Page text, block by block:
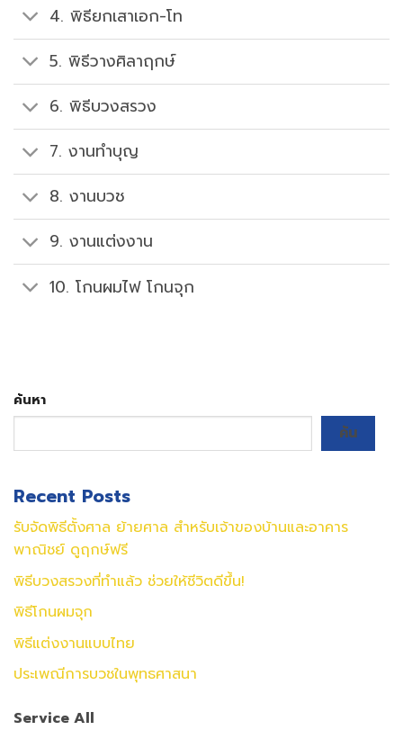
4. พิธียกเสาเอก-โท
5. พิธีวางศิลาฤกษ์
6. พิธีบวงสรวง
7. งานทำบุญ
8. งานบวช
9. งานแต่งงาน
10. โกนผมไฟ โกนจุก
ค้นหา
ค้น
Recent Posts
รับจัดพิธีตั้งศาล ย้ายศาล สำหรับเจ้าของบ้านและอาคาร
พาณิชย์ ดูฤกษ์ฟรี
พิธีบวงสรวงที่ทำแล้ว ช่วยให้ชีวิตดีขึ้น!
พิธีโกนผมจุก
พิธีแต่งงานแบบไทย
ประเพณีการบวชในพุทธศาสนา
Service All